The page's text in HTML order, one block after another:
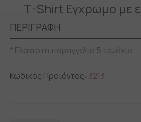
T-Shirt Εγχρωμο με
ΠΕΡΙΓΡΑΦΗ
* Ελάχιστη παραγγελία 5 τεμάχια
Κωδικός Προϊόντος: 3213